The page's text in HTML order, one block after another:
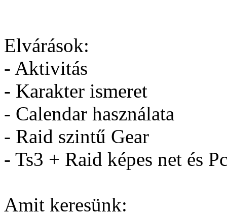
Elvárások:
- Aktivitás
- Karakter ismeret
- Calendar használata
- Raid szintű Gear
- Ts3 + Raid képes net és
Amit keresünk: